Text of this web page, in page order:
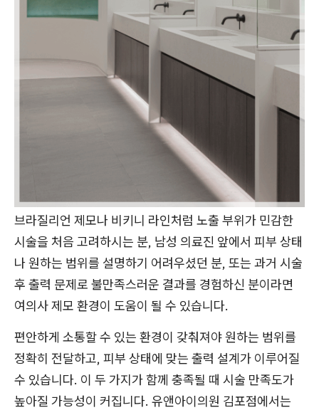
브라질리언 제모나 비키니 라인처럼 노출 부위가 민감한
시술을 처음 고려하시는 분, 남성 의료진 앞에서 피부 상태
나 원하는 범위를 설명하기 어려우셨던 분, 또는 과거 시술
후 출력 문제로 불만족스러운 결과를 경험하신 분이라면
여의사 제모 환경이 도움이 될 수 있습니다.
편안하게 소통할 수 있는 환경이 갖춰져야 원하는 범위를
정확히 전달하고, 피부 상태에 맞는 출력 설계가 이루어질
수 있습니다. 이 두 가지가 함께 충족될 때 시술 만족도가
높아질 가능성이 커집니다. 유앤아이의원 김포점에서는